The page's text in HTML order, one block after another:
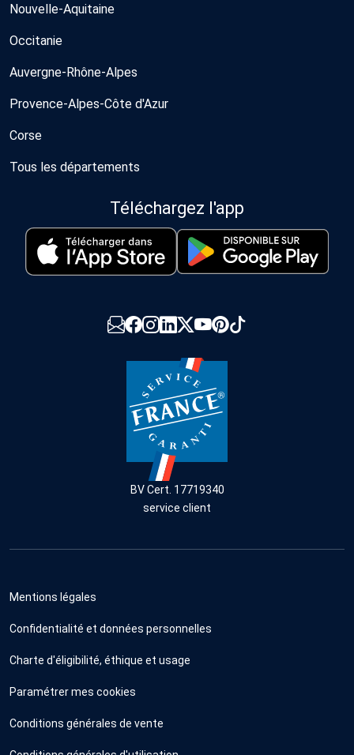
Nouvelle-Aquitaine
Occitanie
Auvergne-Rhône-Alpes
Provence-Alpes-Côte d'Azur
Corse
Tous les départements
Téléchargez l'app
BV Cert. 17719340
service client
Mentions légales
Confidentialité et données personnelles
Charte d'éligibilité, éthique et usage
Paramétrer mes cookies
Conditions générales de vente